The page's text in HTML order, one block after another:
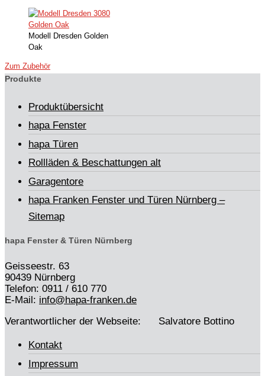
Modell Dresden Golden
Oak
Zum Zubehör
Produkte
Produktübersicht
hapa Fenster
hapa Türen
Rollläden & Beschattungen alt
Garagentore
hapa Franken Fenster und Türen Nürnberg –
Sitemap
hapa Fenster & Türen Nürnberg
Geisseestr. 63
90439 Nürnberg
Telefon: 0911 / 610 770
E-Mail: info@hapa-franken.de
Verantwortlicher der Webseite: Salvatore Bottino
Kontakt
Impressum